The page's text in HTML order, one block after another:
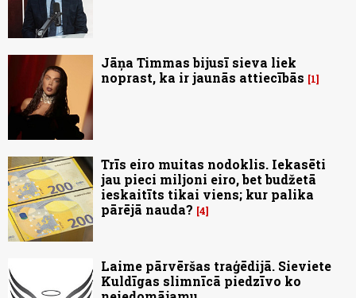
Jāņa Timmas bijusī sieva liek
noprast, ka ir jaunās attiecībās
1
Trīs eiro muitas nodoklis. Iekasēti
jau pieci miljoni eiro, bet budžetā
ieskaitīts tikai viens; kur palika
pārējā nauda? 4
Laime pārvēršas traģēdijā. Sieviete
Kuldīgas slimnīcā piedzīvo ko